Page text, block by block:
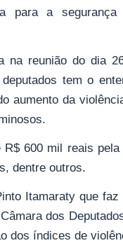
para a
na reunião do dia
tem o
aumento da
R$ 600 mil reais
dentre outros.
Itamaraty que
dos
dos índices de